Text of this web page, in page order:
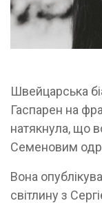
Швейцарська
Гаспарен на
натякнула, що
Семеновим
Вона
світлину з